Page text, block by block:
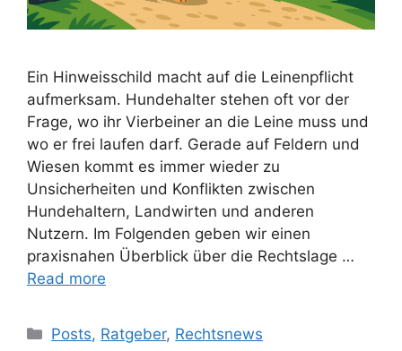
Ein Hinweisschild macht auf die Leinenpflicht
aufmerksam. Hundehalter stehen oft vor der
Frage, wo ihr Vierbeiner an die Leine muss und
wo er frei laufen darf. Gerade auf Feldern und
Wiesen kommt es immer wieder zu
Unsicherheiten und Konflikten zwischen
Hundehaltern, Landwirten und anderen
Nutzern. Im Folgenden geben wir einen
praxisnahen Überblick über die Rechtslage …
Read more
Posts, Ratgeber, Rechtsnews